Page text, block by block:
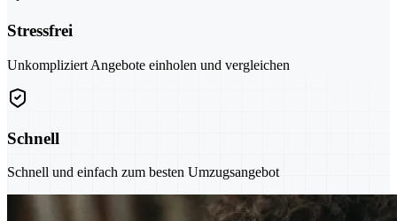
Stressfrei
Unkompliziert Angebote einholen und vergleichen
Schnell
Schnell und einfach zum besten Umzugsangebot